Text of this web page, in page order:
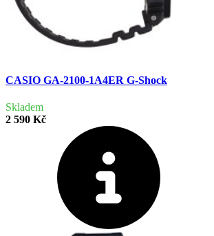
CASIO GA-2100-1A4ER G-Shock
Skladem
2 590 Kč